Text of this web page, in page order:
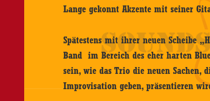
Lange gekonnt Akzente mit seiner
Spätestens mit ihrer neuen Scheibe
Band im Bereich des eher harten
sein, wie das Trio die neuen Sachen,
Improvisation geben, präsentieren